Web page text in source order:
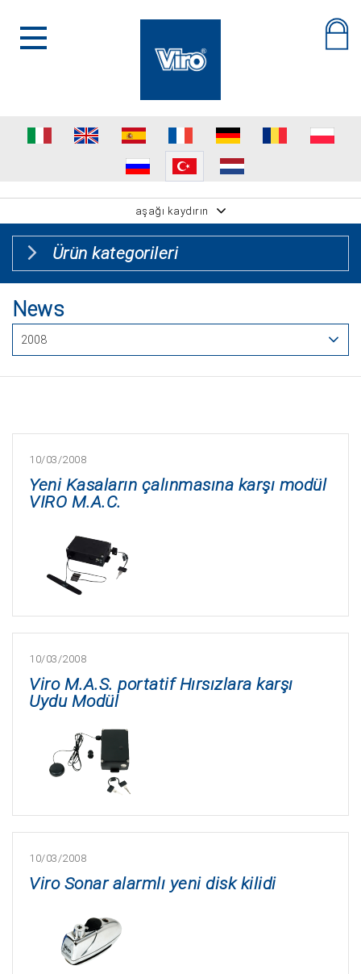
aşağı kaydırın
Ürün kategorileri
News
10/03/2008
Yeni Kasaların çalınmasına karşı modül
VIRO M.A.C.
10/03/2008
Viro M.A.S. portatif Hırsızlara karşı
Uydu Modül
10/03/2008
Viro Sonar alarmlı yeni disk kilidi